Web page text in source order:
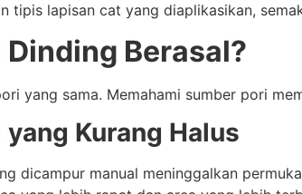
tipis lapisan cat yang diaplikasikan,
Berasal?
yang sama. Memahami sumber pori
Kurang Halus
dicampur manual meninggalkan